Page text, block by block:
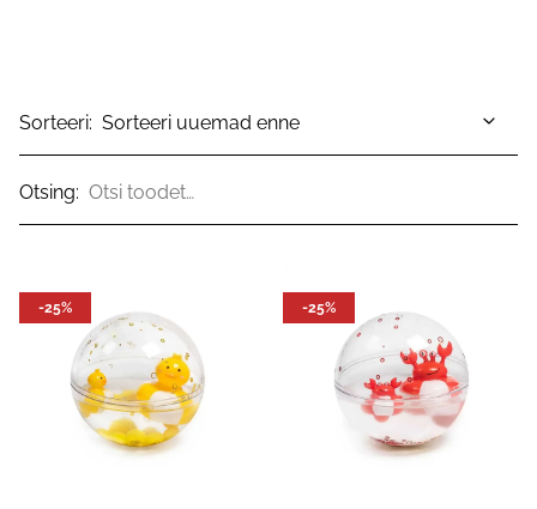
Sorteeri:
Otsing:
-25% -25%